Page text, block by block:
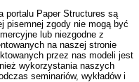
portalu Paper Structures są
pisemnej zgody nie mogą być
lub niezgodne z
na naszej stronie
przez nas modeli jest
wykorzystania naszych
seminariów, wykładów i